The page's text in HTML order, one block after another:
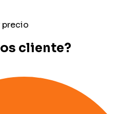
precio
cliente?